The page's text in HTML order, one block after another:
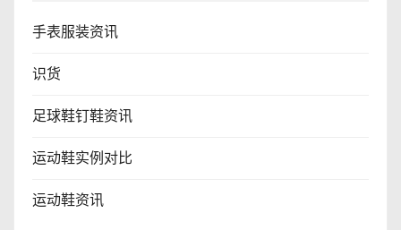
手表服装资讯
识货
足球鞋钉鞋资讯
运动鞋实例对比
运动鞋资讯